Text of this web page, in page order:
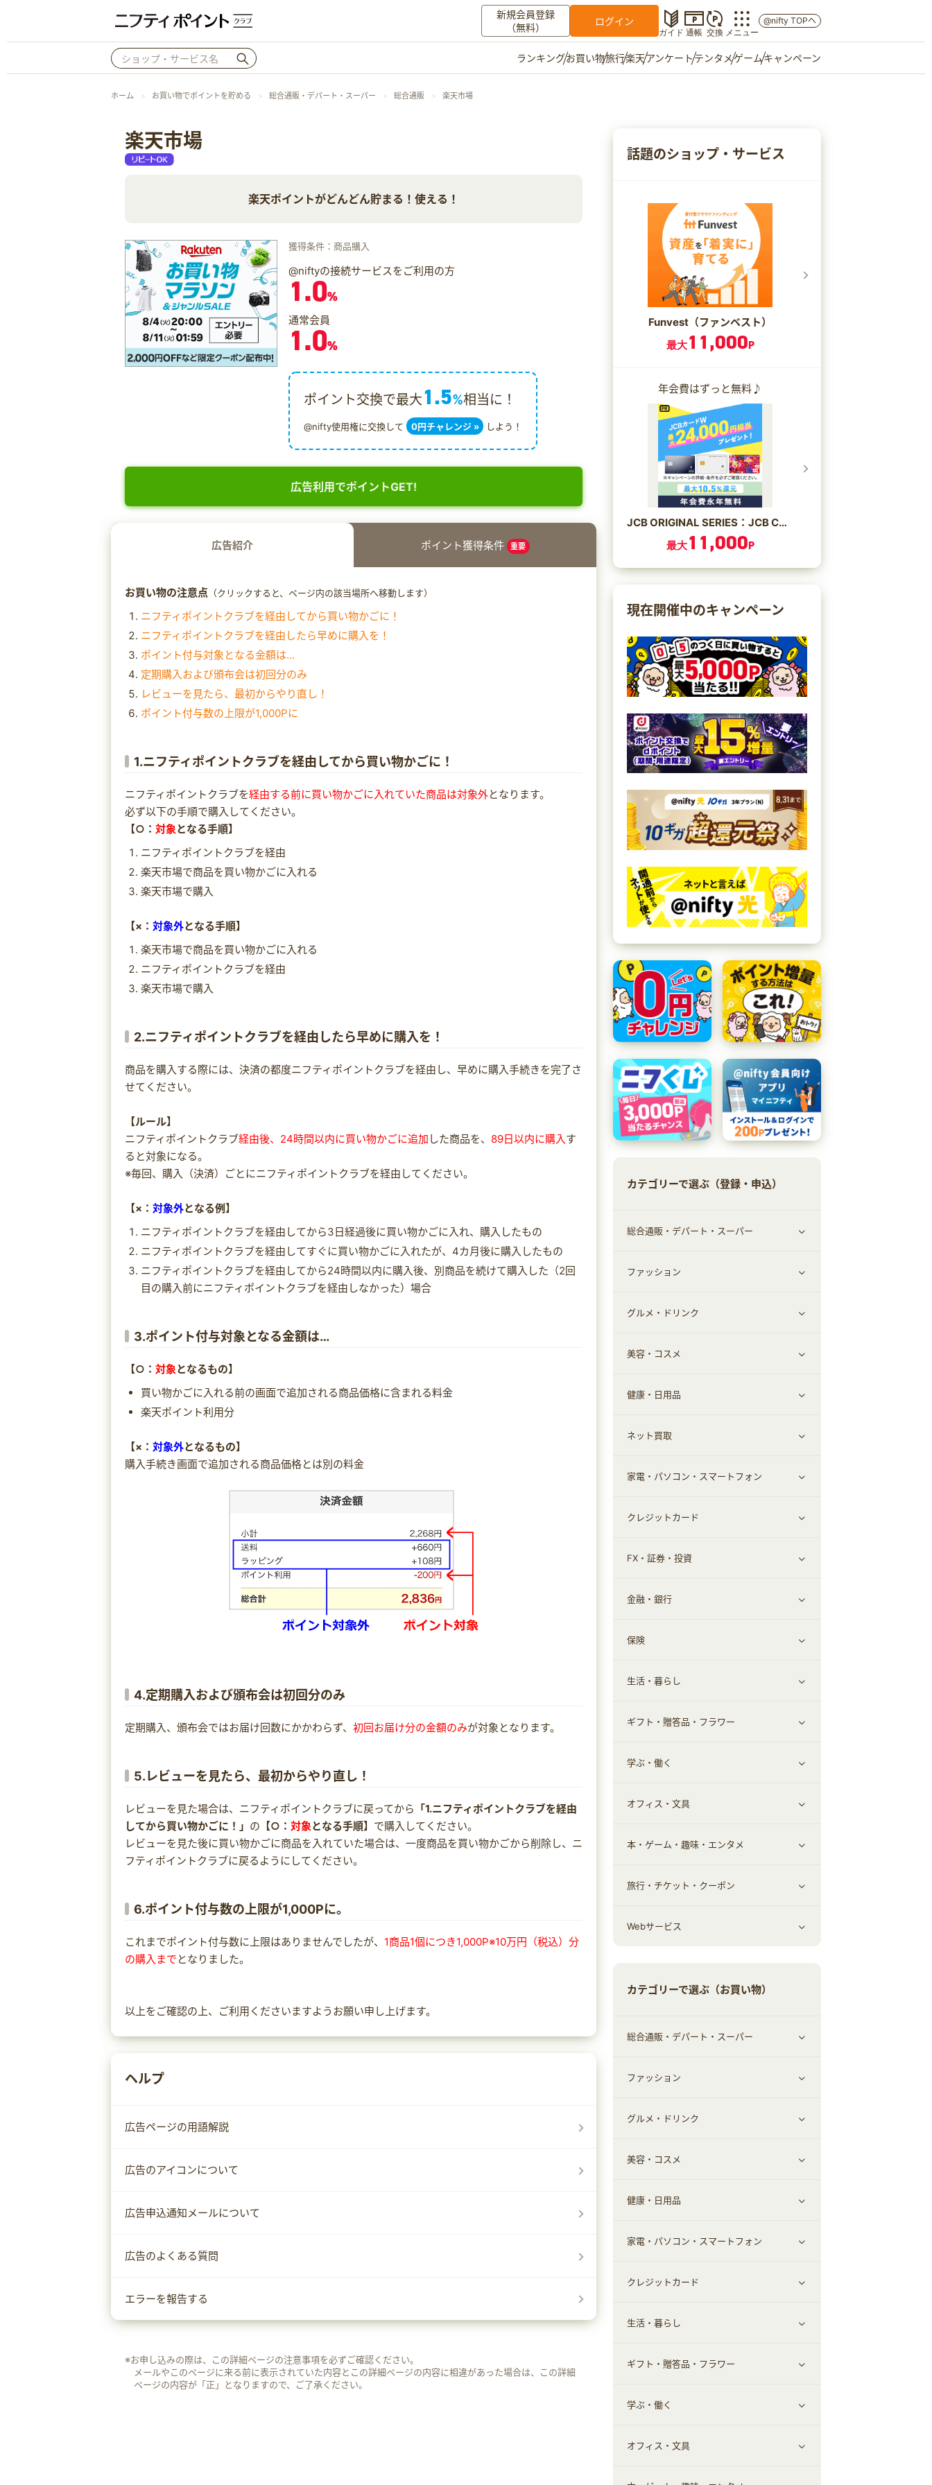
新規会員登録
（無料）
ログイン
ガイド 通帳 交換 メニュー
お知らせ
@nifty TOPへ
ランキングお買い物旅行楽天アンケートテンタメゲームキャンペーン
ホーム お買い物でポイントを貯める 総合通販・デパート・スーパー 総合通販 楽天市場
楽天市場
楽天ポイントがどんどん貯まる！使える！
獲得条件：商品購入
@niftyの接続サービスをご利用の方
1.0%
通常会員
1.0%
ポイント交換で最大1.5%相当に！
@nifty使用権に交換して 0円チャレンジ » しよう！
広告利用でポイントGET!
広告紹介 ポイント獲得条件 重要
お買い物の注意点 （クリックすると、ページ内の該当場所へ移動します）
ニフティポイントクラブを経由してから買い物かごに！
ニフティポイントクラブを経由したら早めに購入を！
ポイント付与対象となる金額は…
定期購入および頒布会は初回分のみ
レビューを見たら、最初からやり直し！
ポイント付与数の上限が1,000Pに
1.ニフティポイントクラブを経由してから買い物かごに！
ニフティポイントクラブを経由する前に買い物かごに入れていた商品は対象外となります。
必ず以下の手順で購入してください。
【○： 対象となる手順】
ニフティポイントクラブを経由
楽天市場で商品を買い物かごに入れる
楽天市場で購入
【×： 対象外となる手順】
楽天市場で商品を買い物かごに入れる
ニフティポイントクラブを経由
楽天市場で購入
2.ニフティポイントクラブを経由したら早めに購入を！
商品を購入する際には、決済の都度ニフティポイントクラブを経由し、早めに購入手続きを完了さ
せてください。
【ルール】
ニフティポイントクラブ経由後、24時間以内に買い物かごに追加 した商品を、 89日以内に購入す
ると対象になる。
※毎回、購入（決済）ごとにニフティポイントクラブを経由してください。
【×： 対象外となる例】
ニフティポイントクラブを経由してから3日経過後に買い物かごに入れ、購入したもの
ニフティポイントクラブを経由してすぐに買い物かごに入れたが、4カ月後に購入したもの
ニフティポイントクラブを経由してから24時間以内に購入後、別商品を続けて購入した（2回
目の購入前にニフティポイントクラブを経由しなかった）場合
3.ポイント付与対象となる金額は…
【○： 対象となるもの】
買い物かごに入れる前の画面で追加される商品価格に含まれる料金
楽天ポイント利用分
【×： 対象外となるもの】
購入手続き画面で追加される商品価格とは別の料金
4.定期購入および頒布会は初回分のみ
定期購入、頒布会ではお届け回数にかかわらず、 初回お届け分の金額のみが対象となります。
5.レビューを見たら、最初からやり直し！
レビューを見た場合は、ニフティポイントクラブに戻ってから 「1.ニフティポイントクラブを経由
してから買い物かごに！」 の 【○： 対象となる手順】 で購入してください。
レビューを見た後に買い物かごに商品を入れていた場合は、一度商品を買い物かごから削除し、ニ
フティポイントクラブに戻るようにしてください。
6.ポイント付与数の上限が1,000Pに。
これまでポイント付与数に上限はありませんでしたが、 1商品1個につき1,000P※10万円（税込）分
の購入まで となりました。
以上をご確認の上、ご利用くださいますようお願い申し上げます。
ヘルプ
広告ページの用語解説
広告のアイコンについて
広告申込通知メールについて
広告のよくある質問
エラーを報告する
※お申し込みの際は、この詳細ページの注意事項を必ずご確認ください。
メールやこのページに来る前に表示されていた内容とこの詳細ページの内容に相違があった場合は、この詳細
ページの内容が「正」となりますので、ご了承ください。
話題のショップ・サービス
Funvest（ファンベスト）
最大11,000P
年会費はずっと無料♪
JCB ORIGINAL SERIES：JCB CARD W/JCB CARD W plus L
最大11,000P
現在開催中のキャンペーン
カテゴリーで選ぶ（登録・申込）
総合通販・デパート・スーパー
すべて見る
総合通販
ファッション
すべて見る
ファッション
インナー・下着
スーツ・フォーマル
グルメ・ドリンク
すべて見る
グルメ
お酒
食材宅配
ウォーターサーバー
美容・コスメ
すべて見る
ヘアケア
エステ・サロン
メンズ美容
健康・日用品
すべて見る
スポーツ・フィットネス
日用品・薬局・からだ
ネット買取
すべて見る
ネット買取
家電・パソコン・スマートフォン
すべて見る
家電・パソコン・ソフトウェア
通信・レンタルサーバー
スマホ・携帯電話・SIM
定額制有料コンテンツ
クレジットカード
すべて見る
クレジットカード
FX・証券・投資
すべて見る
証券
仮想通貨
その他投資
金融・銀行
銀行・ネット銀行
キャッシング・ローン
その他金融
保険
すべて見る
保険相談・面談
生活・暮らし
すべて見る
住まい・暮らし
不動産
引越し
エコ・エネルギー
車情報・カーシェア・レンタル
ギフト・贈答品・フラワー
すべて見る
ギフト・贈答品
学ぶ・働く
すべて見る
習い事・学習・学校
仕事・転職
オフィス・文具
すべて見る
オフィス・文具
本・ゲーム・趣味・エンタメ
すべて見る
ゲーム・趣味
旅行・チケット・クーポン
すべて見る
Webサービス
カテゴリーで選ぶ（お買い物）
総合通販・デパート・スーパー
すべて見る
総合通販
デパート・スーパー
ファッション
すべて見る
ファッション
インナー・下着
靴・フットウェア
小物・かばん
スーツ・フォーマル
グルメ・ドリンク
すべて見る
グルメ
ドリンク
お酒
食材宅配
美容・コスメ
すべて見る
スキンケア
メイクアップ
ヘアケア
メンズ美容
美容・ダイエット用品
脱毛用品
健康・日用品
すべて見る
健康食品｜青汁・飲料
健康食品｜乳酸菌・ケフィア
健康食品｜その他
スポーツ・フィットネス
日用品・薬局・からだ
家電・パソコン・スマートフォン
すべて見る
家電・パソコン・ソフトウェア
スマホ・携帯電話・SIM
クレジットカード
すべて見る
クレジットカード
生活・暮らし
すべて見る
車情報・カーシェア・レンタル
お役立ち
ギフト・贈答品・フラワー
すべて見る
ギフト・贈答品
学ぶ・働く
すべて見る
オフィス・文具